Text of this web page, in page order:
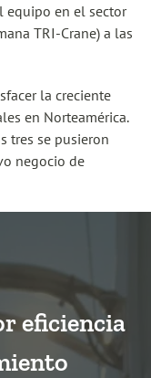
equipo en el sector
TRI-Crane) a las
la creciente
en Norteamérica.
tres se pusieron
negocio de
eficiencia